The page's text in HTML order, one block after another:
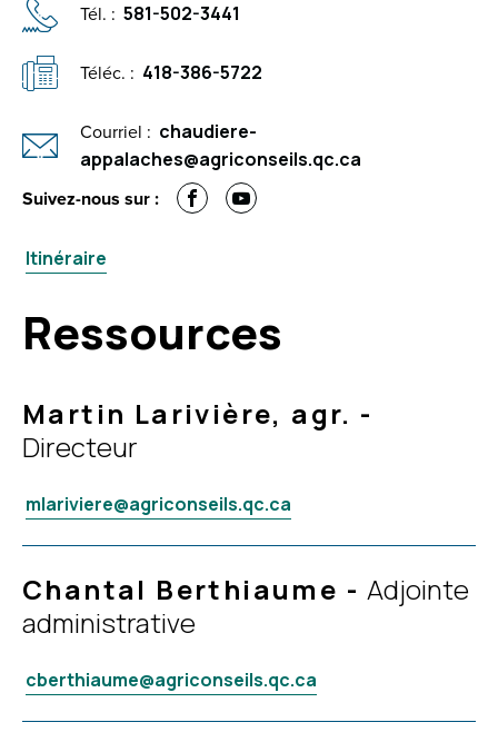
Tél. : 581-502-3441
Téléc. : 418-386-5722
Courriel : chaudiere-
appalaches@agriconseils.qc.ca
Suivez-nous sur : FacebookYouTube
Itinéraire
Ressources
Martin Larivière, agr. -
Directeur
mlariviere@agriconseils.qc.ca
Chantal Berthiaume - Adjointe
administrative
cberthiaume@agriconseils.qc.ca